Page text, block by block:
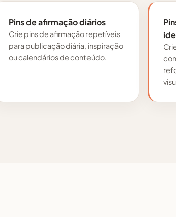
Pins de afirmação diários
Crie pins de afirmação repetíveis
para publicação diária, inspiração
ou calendários de conteúdo.